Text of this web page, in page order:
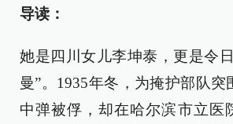
导读：
她是四川女儿李坤泰，更是令
曼”。1935年冬，为掩护部队突
中弹被俘，却在哈尔滨市立医